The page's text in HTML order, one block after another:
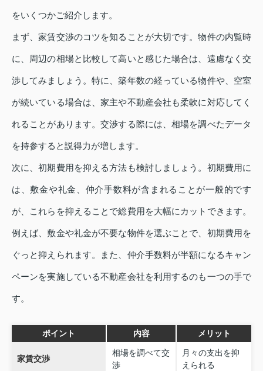
をいくつかご紹介します。
まず、家賃交渉のコツを知ることが大切です。物件の内覧時
に、周辺の相場と比較して高いと感じた場合は、遠慮なく交
渉してみましょう。特に、築年数の経っている物件や、空室
が続いている場合は、家主や不動産会社も柔軟に対応してく
れることがあります。交渉する際には、相場を調べたデータ
を持参すると説得力が増します。
次に、初期費用を抑える方法も検討しましょう。初期費用に
は、敷金や礼金、仲介手数料が含まれることが一般的です
が、これらを抑えることで総費用を大幅にカットできます。
例えば、敷金や礼金が不要な物件を選ぶことで、初期費用を
ぐっと抑えられます。また、仲介手数料が半額になるキャン
ペーンを実施している不動産会社を利用するのも一つの手で
す。
ポイント 内容 メリット
家賃交渉
相場を調べて交
渉
月々の支出を抑
えられる